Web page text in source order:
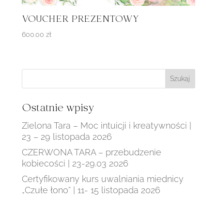
VOUCHER PREZENTOWY
600.00 zł
Ostatnie wpisy
Zielona Tara – Moc intuicji i kreatywności |
23 – 29 listopada 2026
CZERWONA TARA – przebudzenie
kobiecości | 23-29.03 2026
Certyfikowany kurs uwalniania miednicy
„Czułe łono” | 11- 15 listopada 2026